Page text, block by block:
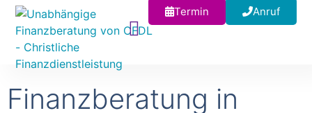
Termin Anruf
Finanzberatung in